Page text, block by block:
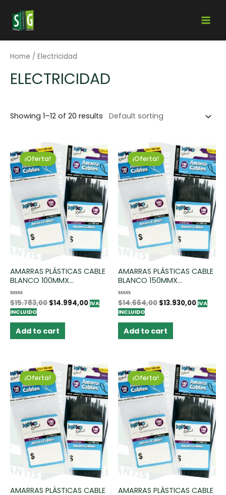
Home / Electricidad
ELECTRICIDAD
Showing 1–12 of 20 results
¡Oferta!
AMARRAS PLÁSTICAS CABLE
BLANCO 100MMX...
Rated
0
out
$15.783,00 $14.994,00 IVA
INCLUIDO
Add to cart
¡Oferta!
AMARRAS PLÁSTICAS CABLE
BLANCO 150MMX...
Rated
0
out
$14.664,00 $13.930,00 IVA
INCLUIDO
Add to cart
¡Oferta!
AMARRAS PLÁSTICAS CABLE
¡Oferta!
AMARRAS PLÁSTICAS CABLE